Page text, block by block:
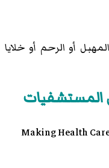
أو الرحم أو خلايا
المستشفيات